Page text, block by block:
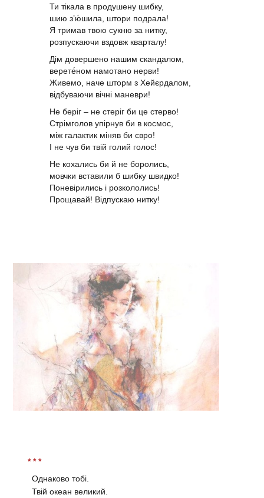
Ти тікала в продушену шибку,
шию з’ю́шила, штори подрала!
Я тримав твою сукню за нитку,
розпускаючи вздовж кварталу!
Дім довершено нашим скандалом,
верете́ном намотано нерви!
Живемо, наче шторм з Хейєрдалом,
відбуваючи вічні маневри!
Не беріг – не стеріг би це стерво!
Стрімголов упірнув би в космос,
між галактик міняв би євро!
І не чув би твій голий голос!
Не кохались би й не боролись,
мовчки вставили б шибку швидко!
Поневірились і розкололись!
Прощавай! Відпускаю нитку!
* * *
Однаково тобі.
Твій океан великий.